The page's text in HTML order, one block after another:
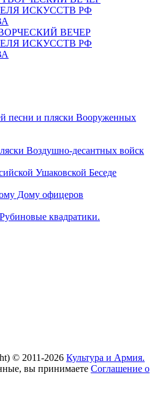
ВЕЧЕР
ИСКУССТВ РФ
песни и пляски Вооруженных
Воздушно-десантных войск
Ушаковской Беседе
Дому офицеров
квадратики.
© 2011-2026 Культура и Армия.
вы принимаете Соглашение о